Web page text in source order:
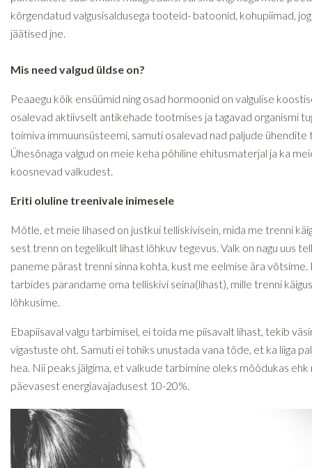
kõrgendatud valgusisaldusega tooteid- batoonid, kohupiimad,
jäätised jne.
Mis need valgud üldse on?
Peaaegu kõik ensüümid ning osad hormoonid on valgulise
osalevad aktiivselt antikehade tootmises ja tagavad organismi
toimiva immuunsüsteemi, samuti osalevad nad paljude ühendite
Ühesõnaga valgud on meie keha põhiline ehitusmaterjal ja ka
koosnevad valkudest.
Eriti oluline treenivale inimesele
Mõtle, et meie lihased on justkui telliskivisein, mida me trenni
sest trenn on tegelikult lihast lõhkuv tegevus. Valk on nagu uus
paneme pärast trenni sinna kohta, kust me eelmise ära võtsime.
tarbides parandame oma telliskivi seina(lihast), mille trenni
lõhkusime.
Ebapiisaval valgu tarbimisel, ei toida me piisavalt lihast, tekib
vigastuste oht. Samuti ei tohiks unustada vana tõde, et ka liiga
hea. Nii peaks jälgima, et valkude tarbimine oleks mõõdukas
päevasest energiavajadusest 10-20%.